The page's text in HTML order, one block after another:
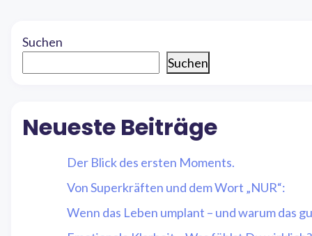
Suchen
Suchen
Neueste Beiträge
Der Blick des ersten Moments.
Von Superkräften und dem Wort „NUR“:
Wenn das Leben umplant – und warum das